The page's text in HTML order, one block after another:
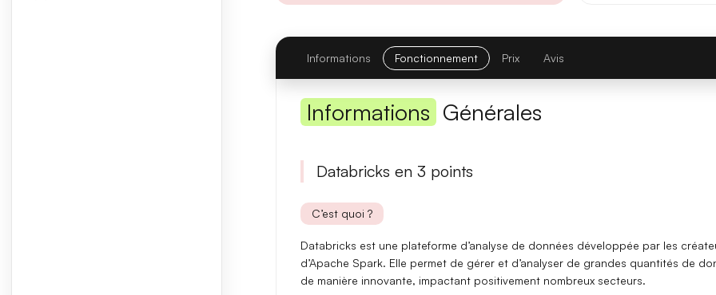
Comparatif avec la version précédente
Opus 4.6→Opus 4.8
Note globale
[TEST] Midjourney V8 : ce qui change
Informations Fonctionnement Prix Avis
Informations Générales
Databricks en 3 points
C’est quoi ?
Databricks est une plateforme d’analyse de données développée par les
d’Apache Spark. Elle permet de gérer et d’analyser de grandes quantités de
de manière innovante, impactant positivement nombreux secteurs.